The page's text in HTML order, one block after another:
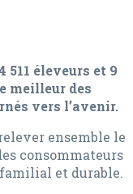
511 éleveurs et 9
meilleur des
vers l’avenir.
ensemble le
consommateurs
et durable.